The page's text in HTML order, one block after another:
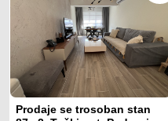
Prodaje se trosoban stan